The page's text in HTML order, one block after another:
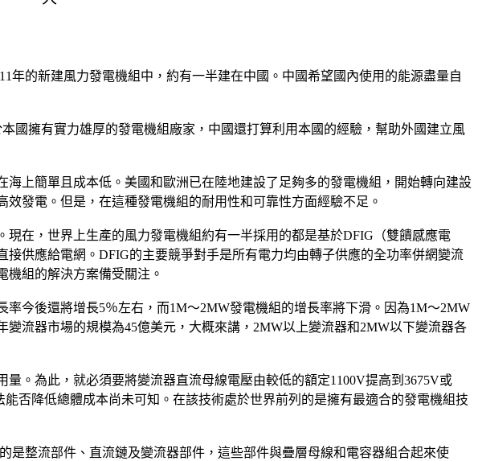
年的新建風力發電機組中，約有一半建在中國。中國希望國內使用的能源盡量自
國擁有實力雄厚的發電機組廠家，中國還打算利用本國的經驗，幫助外國建立風
上簡單且成本低。美國和歐洲已在陸地建設了足夠多的發電機組，開始轉向建設
發電。但是，在這種發電機組的耐用性和可靠性方面經驗不足。
在，世界上生產的風力發電機組約有一半採用的都是基於DFIG（雙饋感應電
供應給電網。DFIG的主要競爭對手是所有電力均由轉子供應的全功率併網變流
機組的解決方案備受關注。
今後還將增長5％左右，而1M～2MW發電機組的增長率將下滑。因為1M～2MW
流器市場的規模為45億美元，大概來講，2MW以上變流器和2MW以下變流器各
。為此，就必須要將變流器直流母線電壓由較低的額定1100V提高到3675V或
否降低總體成本尚未可知。在該技術處於世界前列的是擁有最適合的發電機組技
是整流部件、直流鏈及變流器部件，這些部件與疊層母線和電容器組合起來使